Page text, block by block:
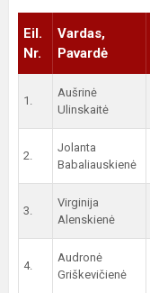
Eil.
Nr.
Vardas,
Pavardė
1.
Aušrinė
Ulinskaitė
2.
Jolanta
Babaliauskienė
3.
Virginija
Alenskienė
4.
Audronė
Griškevičienė